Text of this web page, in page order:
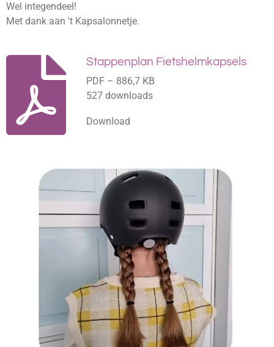
Wel integendeel!
Met dank aan 't Kapsalonnetje.
Stappenplan Fietshelmkapsels
PDF – 886,7 KB
527 downloads
Download